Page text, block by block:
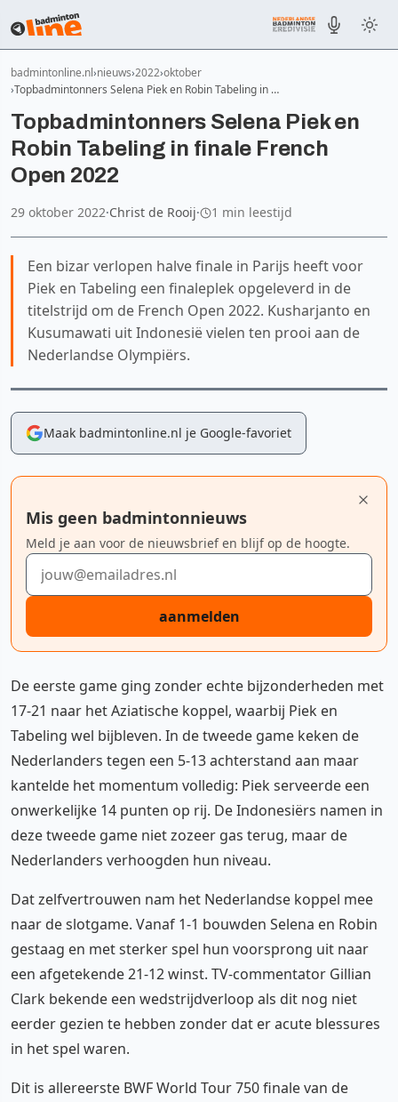
badmintonline.nl nieuws 2022 oktober
Topbadmintonners Selena Piek en Robin Tabeling in …
Topbadmintonners Selena Piek en
Robin Tabeling in finale French
Open 2022
29 oktober 2022·Christ de Rooij· 1 min leestijd
Een bizar verlopen halve finale in Parijs heeft voor
Piek en Tabeling een finaleplek opgeleverd in de
titelstrijd om de French Open 2022. Kusharjanto en
Kusumawati uit Indonesië vielen ten prooi aan de
Nederlandse Olympiërs.
Maak badmintonline.nl je Google-favoriet
Mis geen badmintonnieuws
Meld je aan voor de nieuwsbrief en blijf op de hoogte.
E-mailadres
aanmelden
De eerste game ging zonder echte bijzonderheden met
17-21 naar het Aziatische koppel, waarbij Piek en
Tabeling wel bijbleven. In de tweede game keken de
Nederlanders tegen een 5-13 achterstand aan maar
kantelde het momentum volledig: Piek serveerde een
onwerkelijke 14 punten op rij. De Indonesiërs namen in
deze tweede game niet zozeer gas terug, maar de
Nederlanders verhoogden hun niveau.
Dat zelfvertrouwen nam het Nederlandse koppel mee
naar de slotgame. Vanaf 1-1 bouwden Selena en Robin
gestaag en met sterker spel hun voorsprong uit naar
een afgetekende 21-12 winst. TV-commentator Gillian
Clark bekende een wedstrijdverloop als dit nog niet
eerder gezien te hebben zonder dat er acute blessures
in het spel waren.
Dit is allereerste BWF World Tour 750 finale van de